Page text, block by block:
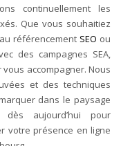
continuellement les
Que vous souhaitiez
référencement SEO ou
des campagnes SEA,
accompagner. Nous
et des techniques
dans le paysage
dès aujourd’hui pour
votre présence en ligne